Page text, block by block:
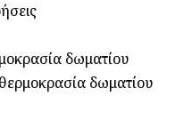
δωματίου
δωματίου